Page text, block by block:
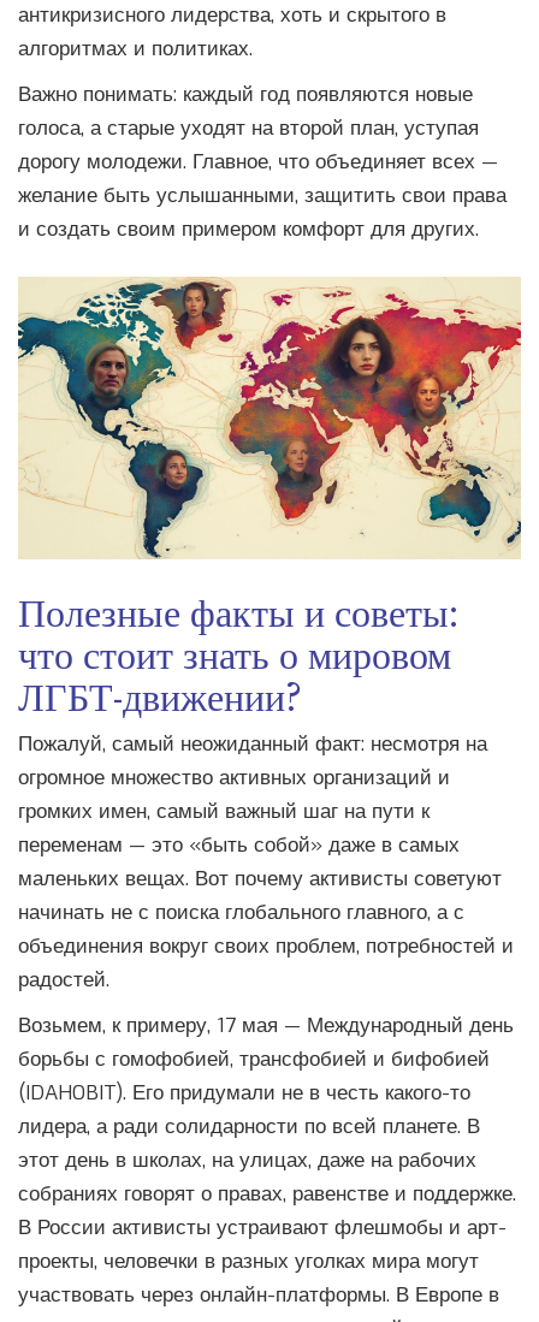
антикризисного лидерства, хоть и скрытого в
алгоритмах и политиках.
Важно понимать: каждый год появляются новые
голоса, а старые уходят на второй план, уступая
дорогу молодежи. Главное, что объединяет всех —
желание быть услышанными, защитить свои права
и создать своим примером комфорт для других.
Полезные факты и советы:
что стоит знать о мировом
ЛГБТ-движении?
Пожалуй, самый неожиданный факт: несмотря на
огромное множество активных организаций и
громких имен, самый важный шаг на пути к
переменам — это «быть собой» даже в самых
маленьких вещах. Вот почему активисты советуют
начинать не с поиска глобального главного, а с
объединения вокруг своих проблем, потребностей и
радостей.
Возьмем, к примеру, 17 мая — Международный день
борьбы с гомофобией, трансфобией и бифобией
(IDAHOBIT). Его придумали не в честь какого-то
лидера, а ради солидарности по всей планете. В
этот день в школах, на улицах, даже на рабочих
собраниях говорят о правах, равенстве и поддержке.
В России активисты устраивают флешмобы и арт-
проекты, человечки в разных уголках мира могут
участвовать через онлайн-платформы. В Европе в